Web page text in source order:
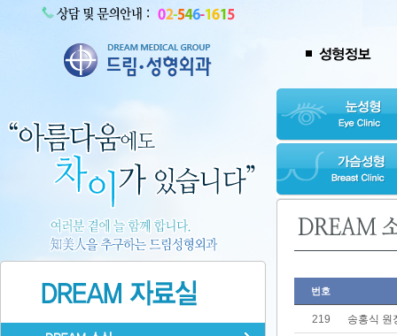
번호
219 송홍식 원